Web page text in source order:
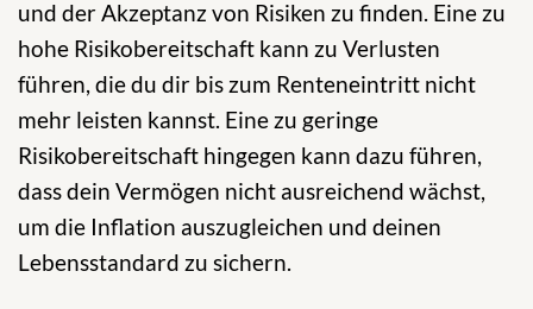
und der Akzeptanz von Risiken zu finden. Eine zu
hohe Risikobereitschaft kann zu Verlusten
führen, die du dir bis zum Renteneintritt nicht
mehr leisten kannst. Eine zu geringe
Risikobereitschaft hingegen kann dazu führen,
dass dein Vermögen nicht ausreichend wächst,
um die Inflation auszugleichen und deinen
Lebensstandard zu sichern.